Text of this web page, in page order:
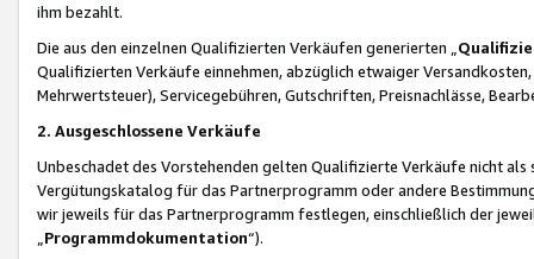
ihm bezahlt.
Die aus den einzelnen Qualifizierten Verkäufen generierten „
Qualifizierten Verkäufe einnehmen, abzüglich etwaiger
Mehrwertsteuer), Servicegebühren, Gutschriften, Preisnachlässe,
2. Ausgeschlossene Verkäufe
Unbeschadet des Vorstehenden gelten Qualifizierte Verkäufe nicht
Vergütungskatalog für das Partnerprogramm oder andere
wir jeweils für das Partnerprogramm festlegen, einschließlich der
Programmdokumentation“).